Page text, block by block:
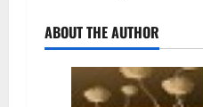
ABOUT THE AUTHOR